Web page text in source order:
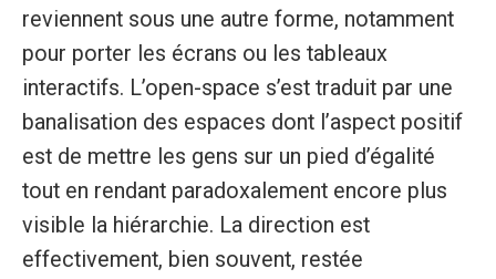
reviennent sous une autre forme, notamment
pour porter les écrans ou les tableaux
interactifs. L’open-space s’est traduit par une
banalisation des espaces dont l’aspect positif
est de mettre les gens sur un pied d’égalité
tout en rendant paradoxalement encore plus
visible la hiérarchie. La direction est
effectivement, bien souvent, restée